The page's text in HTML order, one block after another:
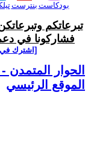
بنترست بودكاست
تبرعاتكم
فشاركونا في
[اشترك في
الحوار المتمدن
الموقع الرئيسي